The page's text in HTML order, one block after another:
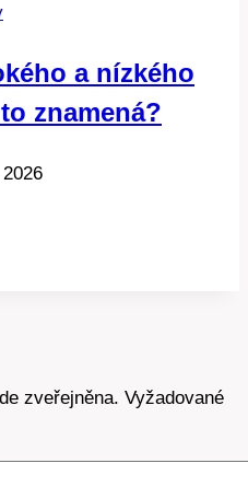
a nízkého
znamená?
zveřejněna. Vyžadované